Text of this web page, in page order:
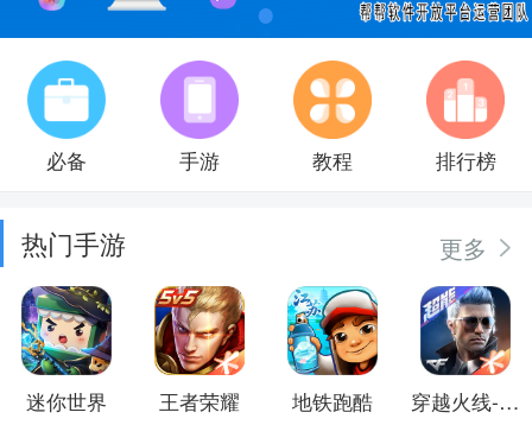
必备 手游 教程 排行榜
热门手游 更多
迷你世界 王者荣耀 地铁跑酷 穿越火线-枪战王者